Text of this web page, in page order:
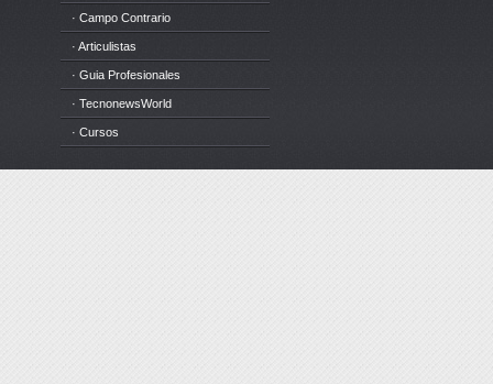
· Campo Contrario
· Articulistas
· Guia Profesionales
· TecnonewsWorld
· Cursos